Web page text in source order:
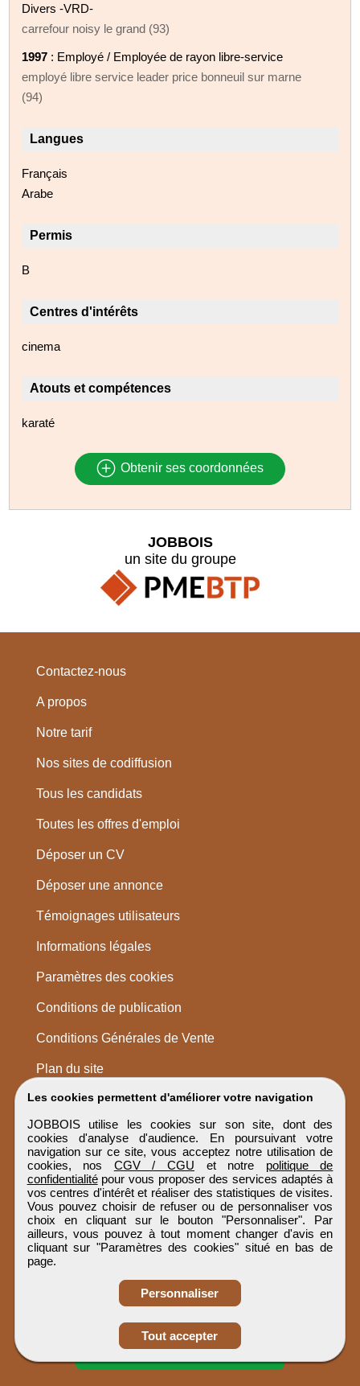
Obtenir ses
coordonnées
Divers -VRD-
carrefour noisy le grand (93)
1997 : Employé / Employée de rayon libre-service
employé libre service leader price bonneuil sur marne
(94)
Langues
Français
Arabe
Permis
B
Centres d'intérêts
cinema
Atouts et compétences
karaté
Obtenir ses coordonnées
Les cookies permettent d'améliorer votre navigation
JOBBOIS utilise les cookies sur son site, dont des
cookies d'analyse d'audience. En poursuivant votre
navigation sur ce site, vous acceptez notre utilisation de
cookies, nos CGV / CGU et notre politique de
confidentialitépour vous proposer des services adaptés à
vos centres d'intérêt et réaliser des statistiques de visites.
Vous pouvez choisir de refuser ou de personnaliser vos
choix en cliquant sur le bouton "Personnaliser". Par
ailleurs, vous pouvez à tout moment changer d'avis en
cliquant sur "Paramètres des cookies" situé en bas de
page.
Personnaliser
Tout accepter
JOBBOIS
un site du groupe
Contactez-nous
A propos
Notre tarif
Nos sites de codiffusion
Tous les candidats
Toutes les offres d'emploi
Déposer un CV
Déposer une annonce
Témoignages utilisateurs
Informations légales
Paramètres des cookies
Conditions de publication
Conditions Générales de Vente
Plan du site
JOBBOIS
Tous droits réservés © 1999 - 2026